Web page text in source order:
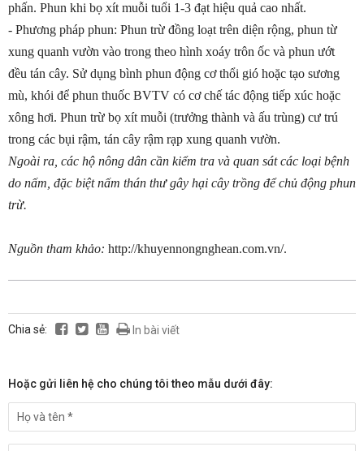
phấn. Phun khi bọ xít muỗi tuổi 1-3 đạt hiệu quả cao nhất.
- Phương pháp phun: Phun trừ đồng loạt trên diện rộng, phun từ
xung quanh vườn vào trong theo hình xoáy trôn ốc và phun ướt
đều tán cây. Sử dụng bình phun động cơ thổi gió hoặc tạo sương
mù, khói để phun thuốc BVTV có cơ chế tác động tiếp xúc hoặc
xông hơi. Phun trừ bọ xít muỗi (trưởng thành và ấu trùng) cư trú
trong các bụi rậm, tán cây rậm rạp xung quanh vườn.
Ngoài ra, các hộ nông dân cần kiểm tra và quan sát các loại bệnh
do nấm, đặc biệt nấm thán thư gây hại cây trồng để chủ động phun
trừ.
Nguồn tham khảo: http://khuyennongnghean.com.vn/.
Chia sẻ: In bài viết
Hoặc gửi liên hệ cho chúng tôi theo mẫu dưới đây: